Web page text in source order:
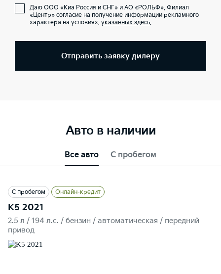
Даю ООО «Киа Россия и СНГ» и АО «РОЛЬФ», Филиал
«Центр» согласие на получение информации рекламного
характера на условиях, указанных здесь.
Отправить заявку дилеру
Авто в наличии
Все авто С пробегом
С пробегом Онлайн-кредит
K5 2021
2.5 л / 194 л.c. / бензин / автоматическая / передний
привод